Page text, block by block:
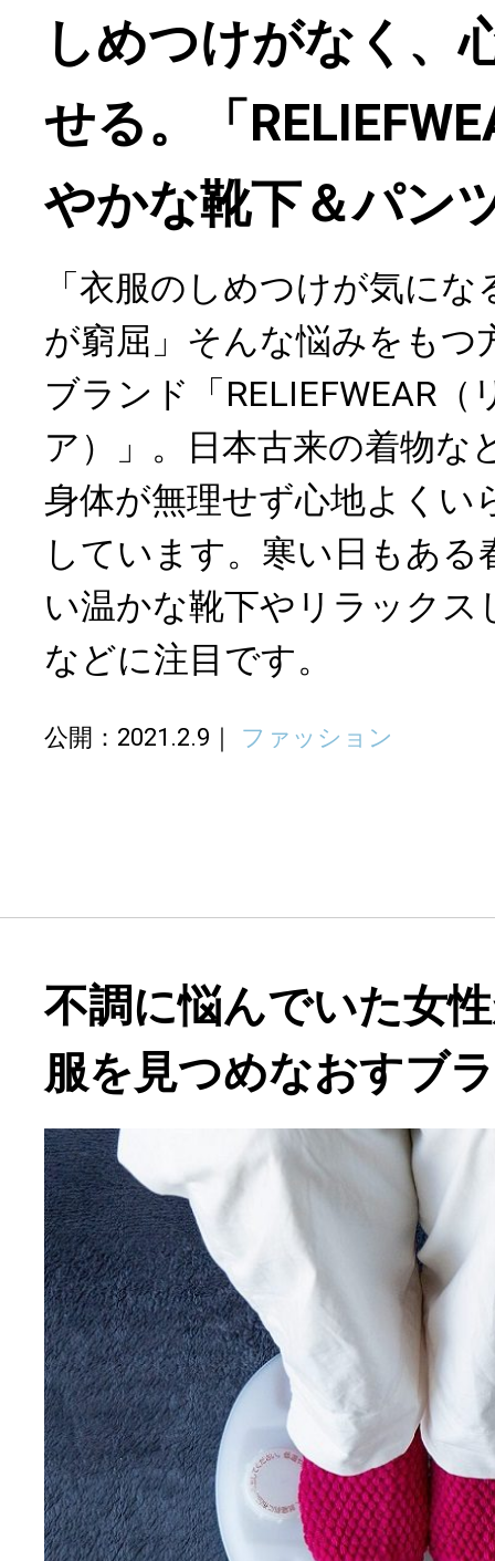
しめつけがなく、
せる。「
やかな靴下＆パン
「衣服のしめつけが気に
が窮屈」そんな悩みをもつ
ブランド「RELIEFWEAR（
ア）」。日本古来の着物な
身体が無理せず心地よくい
しています。寒い日もあ
い温かな靴下やリラックス
などに注目です。
公開：2021.2.9 ファッション
不調に悩んでいた女
服を見つめなおすブ